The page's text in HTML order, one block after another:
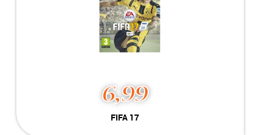
6,99
FIFA 17